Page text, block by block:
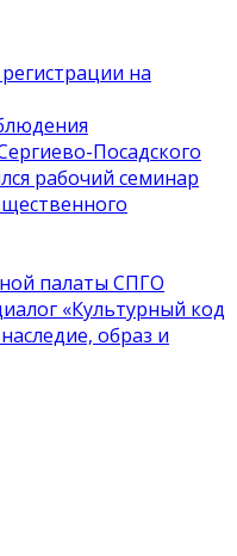
на
Посадского
рабочий семинар
палаты СПГО
«Культурный код
образ и